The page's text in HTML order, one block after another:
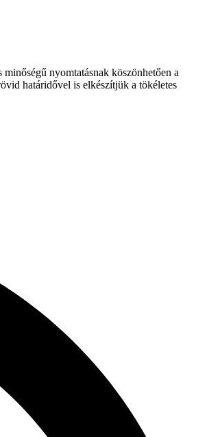
nyomtatásnak köszönhetően a
határidővel is elkészítjük a tökéletes